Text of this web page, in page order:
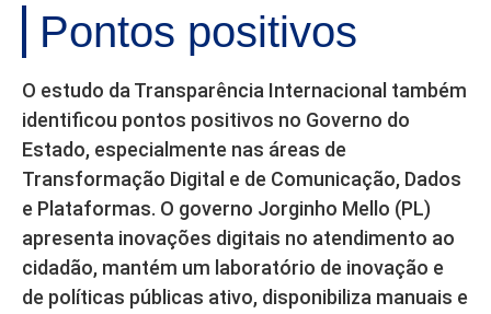
Pontos positivos
O estudo da Transparência Internacional também
identificou pontos positivos no Governo do
Estado, especialmente nas áreas de
Transformação Digital e de Comunicação, Dados
e Plataformas. O governo Jorginho Mello (PL)
apresenta inovações digitais no atendimento ao
cidadão, mantém um laboratório de inovação e
de políticas públicas ativo, disponibiliza manuais e